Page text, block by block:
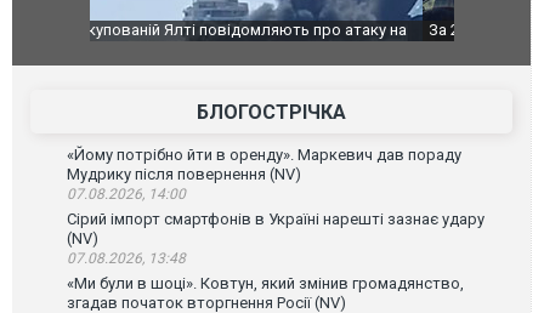
За 2000 кілометрів від кордону з Україною: в
склад Wildberries. ФОТО. ВІДЕО
В
БЛОГОСТРІЧКА
«Йому потрібно йти в оренду». Маркевич дав пораду
Мудрику після повернення (NV)
07.08.2026, 14:00
Сірий імпорт смартфонів в Україні нарешті зазнає удару
(NV)
07.08.2026, 13:48
«Ми були в шоці». Ковтун, який змінив громадянство,
згадав початок вторгнення Росії (NV)